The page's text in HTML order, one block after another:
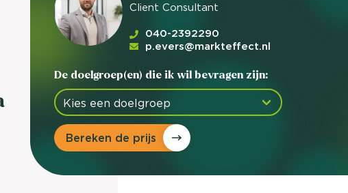
communicatie en aanbod door de
journey, de barrières en gedrag in kaart te
Benieuwd hoe?
Client Consultant
040-2392290
p.evers@markteffect.nl
De doelgroep(en) die ik wil bevragen zijn:
Bereken de prijs